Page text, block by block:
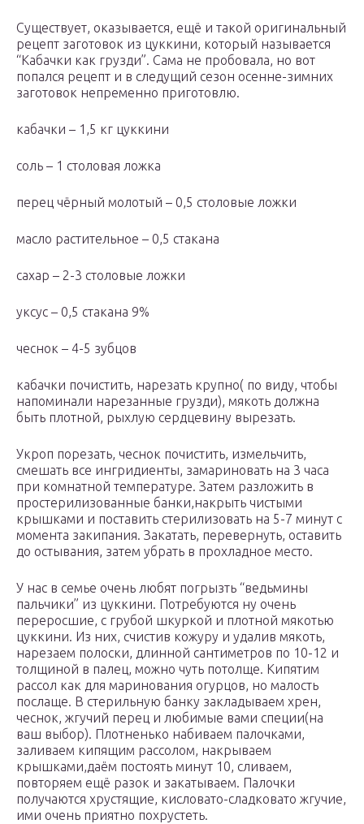
Существует, оказывается, ещё и такой оригинальный
рецепт заготовок из цуккини, который называется
“Кабачки как грузди”. Сама не пробовала, но вот
попался рецепт и в следущий сезон осенне-зимних
заготовок непременно приготовлю.
кабачки – 1,5 кг цуккини
соль – 1 столовая ложка
перец чёрный молотый – 0,5 столовые ложки
масло растительное – 0,5 стакана
сахар – 2-3 столовые ложки
уксус – 0,5 стакана 9%
чеснок – 4-5 зубцов
кабачки почистить, нарезать крупно( по виду, чтобы
напоминали нарезанные грузди), мякоть должна
быть плотной, рыхлую сердцевину вырезать.
Укроп порезать, чеснок почистить, измельчить,
смешать все ингридиенты, замариновать на 3 часа
при комнатной температуре. Затем разложить в
простерилизованные банки,накрыть чистыми
крышками и поставить стерилизовать на 5-7 минут с
момента закипания. Закатать, перевернуть, оставить
до остывания, затем убрать в прохладное место.
У нас в семье очень любят погрызть “ведьмины
пальчики” из цуккини. Потребуются ну очень
переросшие, с грубой шкуркой и плотной мякотью
цуккини. Из них, счистив кожуру и удалив мякоть,
нарезаем полоски, длинной сантиметров по 10-12 и
толщиной в палец, можно чуть потолще. Кипятим
рассол как для маринования огурцов, но малость
послаще. В стерильную банку закладываем хрен,
чеснок, жгучий перец и любимые вами специи(на
ваш выбор). Плотненько набиваем палочками,
заливаем кипящим рассолом, накрываем
крышками,даём постоять минут 10, сливаем,
повторяем ещё разок и закатываем. Палочки
получаются хрустящие, кисловато-сладковато жгучие,
ими очень приятно похрустеть.